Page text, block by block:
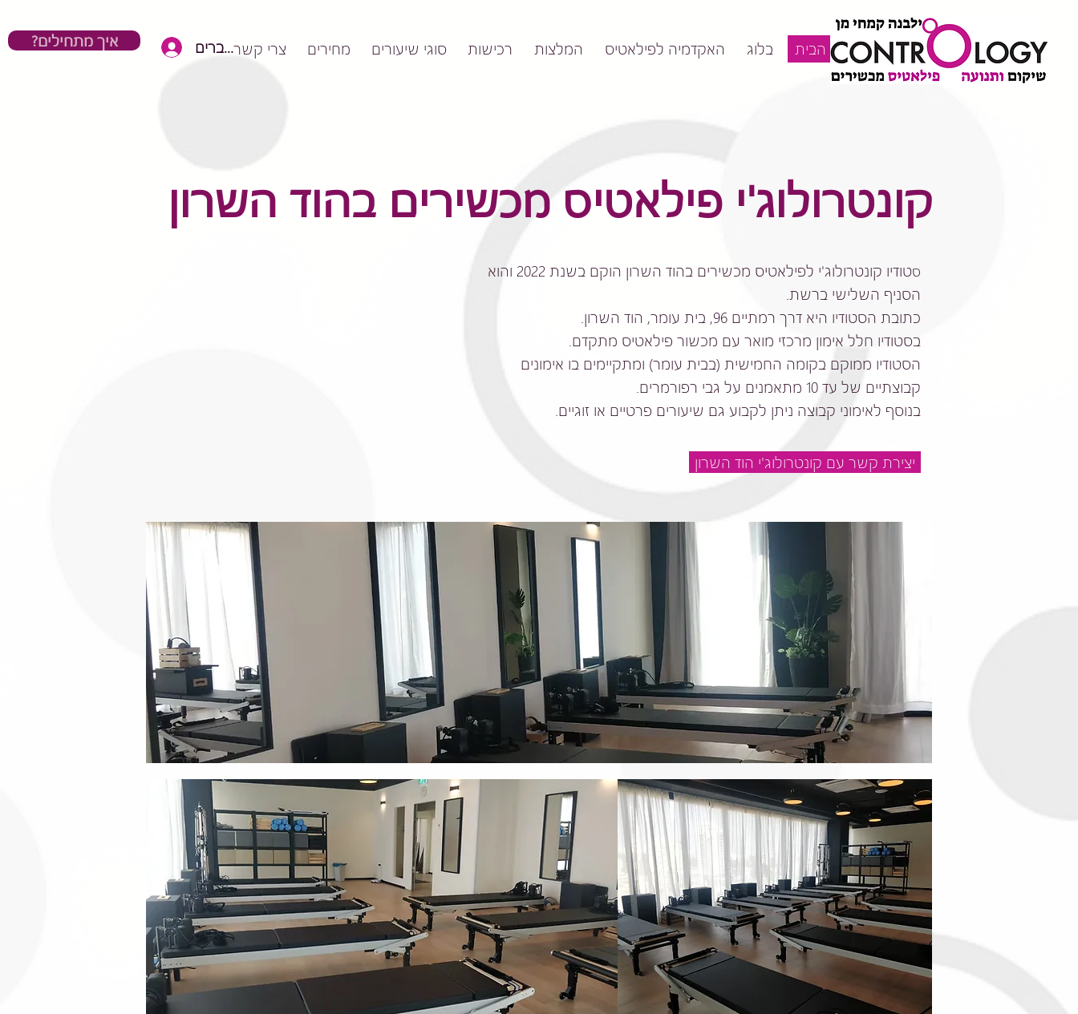
?איך מתחילים כניסת חברים דף הבית בלוג האקדמיה לפילאטיס המלצות רכישות סוגי שיעורים מחירים צרי קשר
קונטרולוג'י פילאטיס מכשירים בהוד השרון
ס
טודיו קונטרולוג'י לפילאטיס מכשירים בהוד השרון הוקם בשנת 2022 והוא
הסניף השלישי ברשת.
כתובת הסטודיו היא דרך רמתיים 96, בית עומר, הוד השרון.
בסטודיו חלל אימון מרכזי מואר עם מכשור פילאטיס מתקדם.
הסטודיו ממוקם בקומה החמישית (בבית עומר) ומתקיימים בו אימונים
קבוצתיים של עד 10 מתאמנים על גבי רפורמרים.
בנוסף לאימוני קבוצה ניתן לקבוע גם שיעורים פרטיים או זוגיים.
יצירת קשר עם קונטרולוג'י הוד השרון